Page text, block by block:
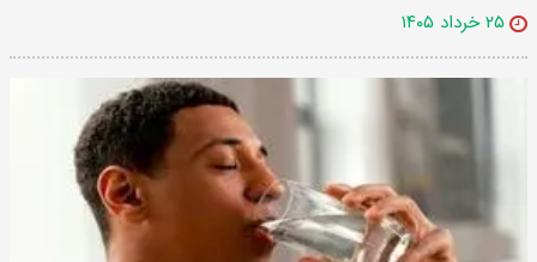
۲۵ خرداد ۱۴۰۵